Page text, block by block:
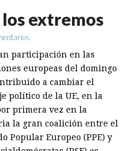
los extremos
participación en las
europeas del domingo
a cambiar el
político de la UE, en la
primera vez en la
la gran coalición entre el
Popular Europeo (PPE) y